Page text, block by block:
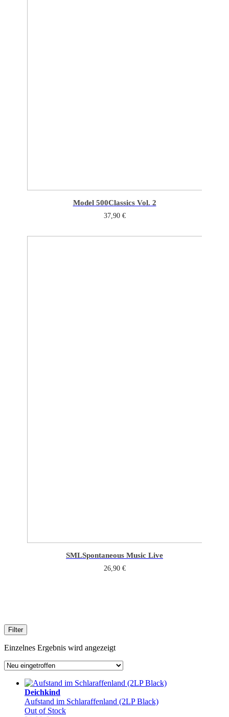
Model 500Classics Vol. 2
37,90 €
SMLSpontaneous Music Live
26,90 €
Filter
Einzelnes Ergebnis wird angezeigt
Deichkind
Aufstand im Schlaraffenland (2LP Black)
Out of Stock